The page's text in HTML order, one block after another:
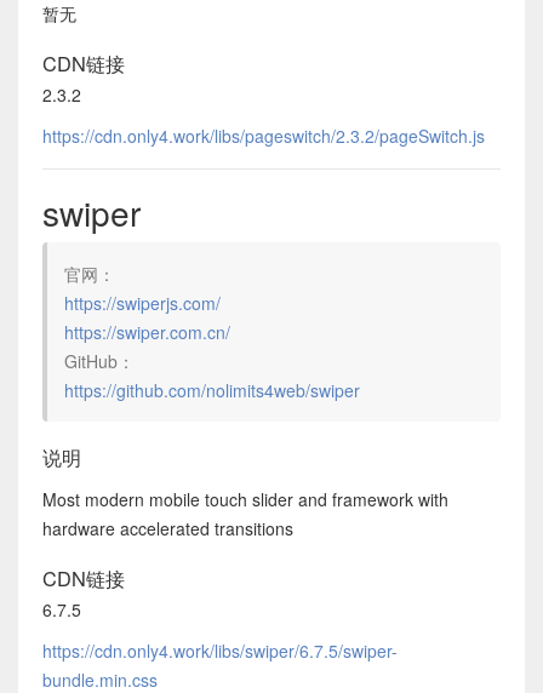
暂无
CDN链接
2.3.2
https://cdn.only4.work/libs/pageswitch/2.3.2/pageSwitch.js
swiper
官网：
https://swiperjs.com/
https://swiper.com.cn/
GitHub：
https://github.com/nolimits4web/swiper
说明
Most modern mobile touch slider and framework with
hardware accelerated transitions
CDN链接
6.7.5
https://cdn.only4.work/libs/swiper/6.7.5/swiper-
bundle.min.css